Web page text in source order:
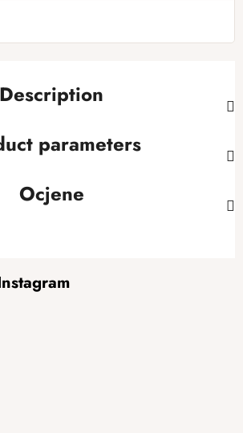
Description
parameters
Ocjene